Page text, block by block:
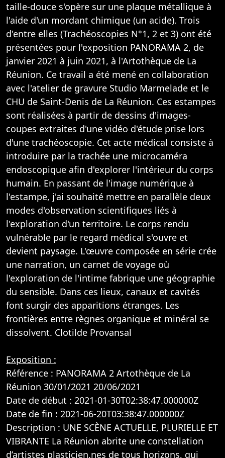
taille-douce s'opère sur une plaque métallique à
l'aide d'un mordant chimique (un acide). Trois
d'entre elles (Trachéoscopies N°1, 2 et 3) ont été
présentées pour l'exposition PANORAMA 2, de
janvier 2021 à juin 2021, à l'Artothèque de La
Réunion. Ce travail a été mené en collaboration
avec l'atelier de gravure Studio Marmelade et le
CHU de Saint-Denis de La Réunion. Ces estampes
sont réalisées à partir de dessins d'images-
coupes extraites d'une vidéo d'étude prise lors
d'une trachéoscopie. Cet acte médical consiste à
introduire par la trachée une micro­caméra
endoscopique afin d'explorer l'intérieur du corps
humain. En passant de l'image numérique à
l'estampe, j'ai souhaité mettre en parallèle deux
modes d'observation scientifiques liés à
l'exploration d'un territoire. Le corps rendu
vulnérable par le regard médical s'ouvre et
devient paysage. L'œuvre composée en série crée
une narration, un carnet de voyage où
l'exploration de l'intime fabrique une géographie
du sensible. Dans ces lieux, canaux et cavités
font surgir des apparitions étranges. Les
frontières entre règnes organique et minéral se
dissolvent. Clotilde Provansal
Exposition :
Référence : PANORAMA 2 Artothèque de La
Réunion 30/01/2021 20/06/2021
Date de début : 2021-01-30T02:38:47.000000Z
Date de fin : 2021-06-20T03:38:47.000000Z
Description : UNE SCÈNE ACTUELLE, PLURIELLE ET
VIBRANTE La Réunion abrite une constellation
d’artistes plasticien.nes de tous horizons, qui